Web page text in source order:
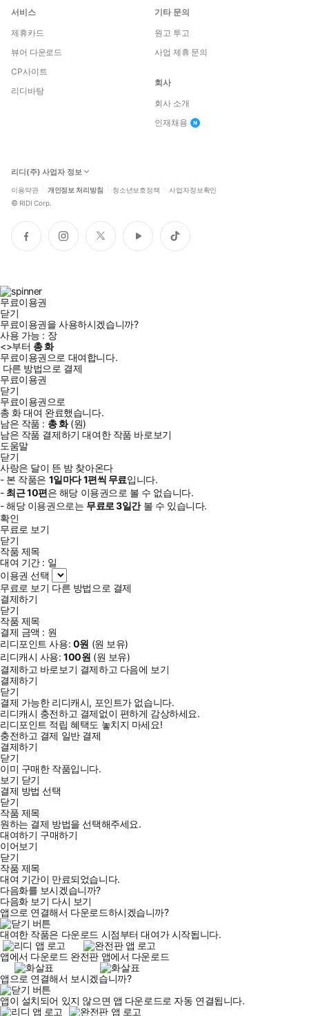
서비스
제휴카드
뷰어 다운로드
CP사이트
리디바탕
기타 문의
원고 투고
사업 제휴 문의
회사
회사 소개
인재채용
리디(주) 사업자 정보
이용약관 개인정보 처리방침 청소년보호정책 사업자정보확인
© RIDI Corp.
페
이
인
스
트
위
유
튜
틱
톡
무료이용권
닫기
무료이용권을 사용하시겠습니까?
사용 가능 : 장
<>부터 총화
무료이용권으로 대여합니다.
다른 방법으로 결제
무료이용권
닫기
무료이용권으로
총 화대여 완료했습니다.
남은 작품 : 총화(원)
남은 작품 결제하기 대여한 작품 바로보기
도움말
닫기
사랑은 달이 뜬 밤 찾아온다
- 본 작품은 1일마다1편씩 무료입니다.
- 최근10편은 해당 이용권으로 볼 수 없습니다.
- 해당 이용권으로는 무료로3일간볼 수 있습니다.
확인
무료로 보기
닫기
작품 제목
대여 기간 : 일
이용권 선택
무료로 보기 다른 방법으로 결제
결제하기
닫기
작품 제목
결제 금액 : 원
리디포인트 사용: 0원 (원 보유)
리디캐시 사용:100원 (원 보유)
결제하고 바로보기 결제하고 다음에 보기
결제하기
닫기
결제 가능한 리디캐시, 포인트가 없습니다.
리디캐시 충전하고 결제없이 편하게 감상하세요.
리디포인트 적립 혜택도 놓치지 마세요!
충전하고 결제 일반 결제
결제하기
닫기
이미 구매한 작품입니다.
보기 닫기
결제 방법 선택
닫기
작품 제목
원하는 결제 방법을 선택해주세요.
대여하기 구매하기
이어보기
닫기
작품 제목
대여 기간이 만료되었습니다.
다음화를 보시겠습니까?
다음화 보기 다시 보기
앱으로 연결해서 다운로드하시겠습니까?
대여한 작품은 다운로드 시점부터 대여가 시작됩니다.
앱에서 다운로드 완전판 앱에서 다운로드
앱으로 연결해서 보시겠습니까?
앱이 설치되어 있지 않으면 앱 다운로드로 자동 연결됩니다.